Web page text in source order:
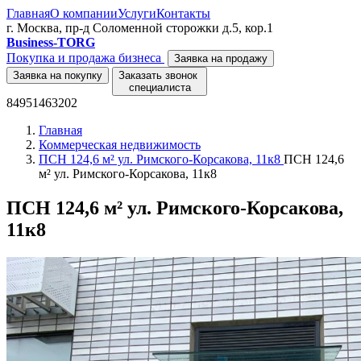
ГлавнаяО компанииУслугиКонтакты
г. Москва, пр-д Соломенной сторожки д.5, кор.1
Business-TORG
Покупка и продажа бизнеса
Заявка на продажу
Заявка на покупку
Заказать звонок
специалиста
84951463202
Главная
Коммерческая недвижимость
ПСН 124,6 м² ул. Римского-Корсакова, 11к8 ПСН 124,6
м² ул. Римского-Корсакова, 11к8
ПСН 124,6 м² ул. Римского-Корсакова,
11к8